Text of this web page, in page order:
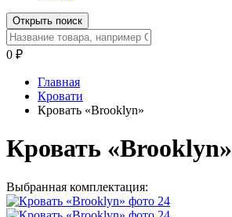
Открыть поиск
0 ₽
Главная
Кровати
Кровать «Brooklyn»
Кровать «Brooklyn»
Выбранная комплектация: